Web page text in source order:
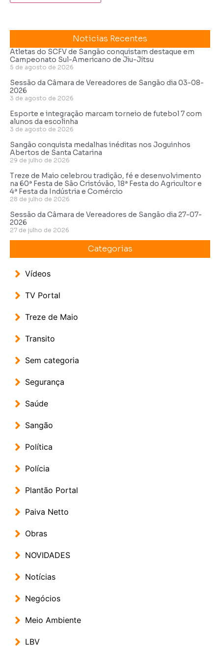
Noticias Recentes
Atletas do SCFV de Sangão conquistam destaque em
Campeonato Sul-Americano de Jiu-Jítsu
5 de agosto de 2026
Sessão da Câmara de Vereadores de Sangão dia 03-08-
2026
3 de agosto de 2026
Esporte e integração marcam torneio de futebol 7 com
alunos da escolinha
3 de agosto de 2026
Sangão conquista medalhas inéditas nos Joguinhos
Abertos de Santa Catarina
29 de julho de 2026
Treze de Maio celebrou tradição, fé e desenvolvimento
na 60ª Festa de São Cristóvão, 18ª Festa do Agricultor e
4ª Festa da Indústria e Comércio
28 de julho de 2026
Sessão da Câmara de Vereadores de Sangão dia 27-07-
2026
27 de julho de 2026
Categorias
Vídeos
TV Portal
Treze de Maio
Transito
Sem categoria
Segurança
Saúde
Sangão
Política
Polícia
Plantão Portal
Paiva Netto
Obras
NOVIDADES
Notícias
Negócios
Meio Ambiente
LBV